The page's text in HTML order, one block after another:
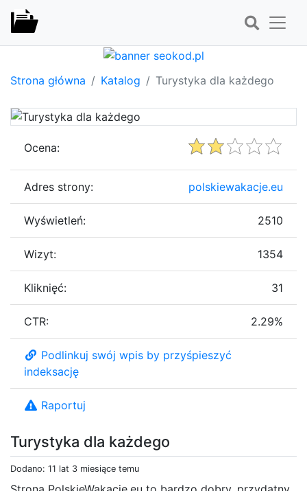
Strona główna Katalog Turystyka dla każdego
Turystyka dla każdego
Dodano: 11 lat 3 miesiące temu
Ocena:
Adres strony: polskiewakacje.eu
Wyświetleń: 2510
Wizyt: 1354
Kliknięć: 31
CTR: 2.29%
Podlinkuj swój wpis by przyśpieszyć
indeksację
Raportuj